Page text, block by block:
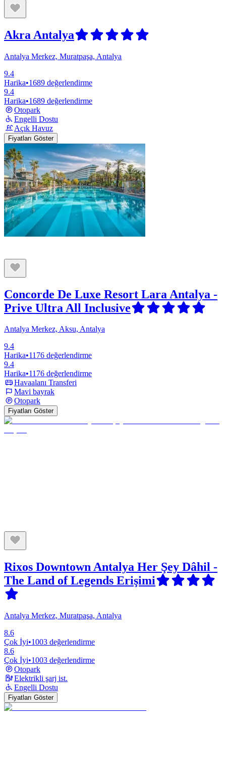
Akra Antalya
Antalya Merkez, Muratpaşa, Antalya
9.4
Harika•1689 değerlendirme
9.4
Harika•1689 değerlendirme
Otopark
Engelli Dostu
Açık Havuz
Fiyatları Göster
Concorde De Luxe Resort Lara Antalya -
Prive Ultra All Inclusive
Antalya Merkez, Aksu, Antalya
9.4
Harika•1176 değerlendirme
9.4
Harika•1176 değerlendirme
Havaalanı Transferi
Mavi bayrak
Otopark
Fiyatları Göster
Rixos Downtown Antalya Her Şey Dâhil -
The Land of Legends Erişimi
Antalya Merkez, Muratpaşa, Antalya
8.6
Çok İyi•1003 değerlendirme
8.6
Çok İyi•1003 değerlendirme
Otopark
Elektrikli şarj ist.
Engelli Dostu
Fiyatları Göster